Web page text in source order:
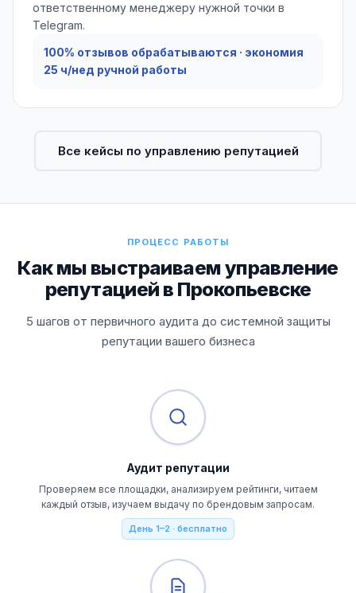
ответственному менеджеру нужной точки в
Telegram.
100% отзывов обрабатываются · экономия
25 ч/нед ручной работы
Все кейсы по управлению репутацией
ПРОЦЕСС РАБОТЫ
Как мы выстраиваем управление
репутацией в Прокопьевске
5 шагов от первичного аудита до системной защиты
репутации вашего бизнеса
Аудит репутации
Проверяем все площадки, анализируем рейтинги, читаем
каждый отзыв, изучаем выдачу по брендовым запросам.
День 1–2 · бесплатно